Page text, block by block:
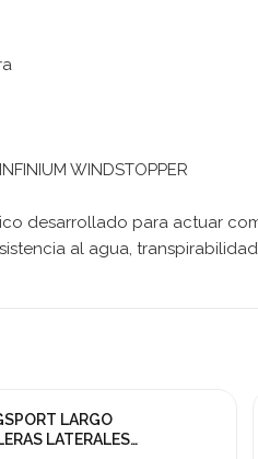
WINDSTOPPER
desarrollado para actuar
al agua,